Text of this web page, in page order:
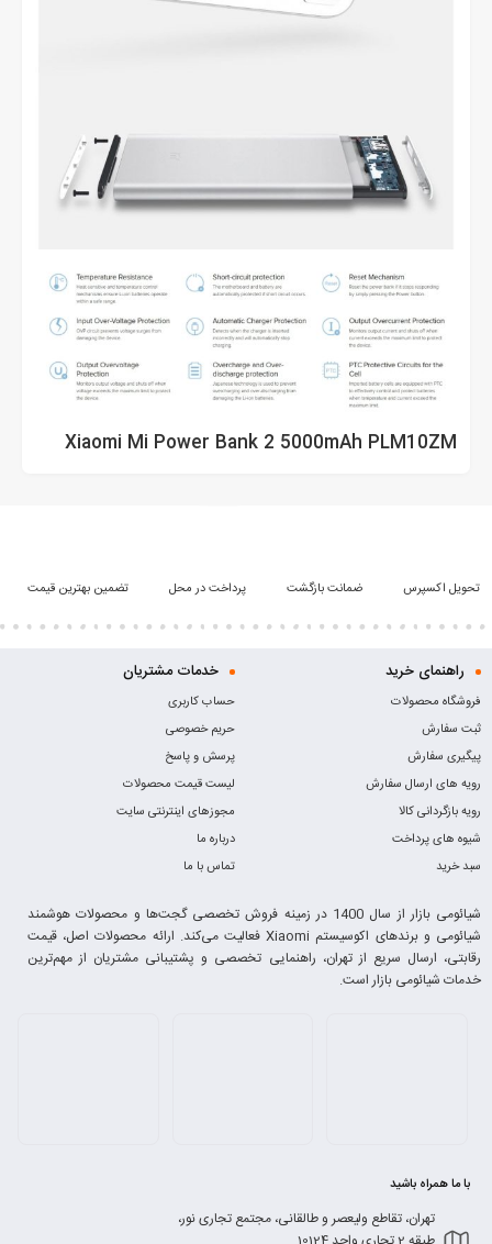
Xiaomi Mi Power Bank 2 5000mAh PLM10ZM
تحویل اکسپرس ضمانت بازگشت پرداخت در محل تضمین بهترین قیمت
راهنمای خرید
فروشگاه محصولات
ثبت سفارش
پیگیری سفارش
رویه های ارسال سفارش
رویه بازگردانی کالا
شیوه های پرداخت
سبد خرید
خدمات مشتریان
حساب کاربری
حریم خصوصی
پرسش و پاسخ
لیست قیمت محصولات
مجوزهای اینترنتی سایت
درباره ما
تماس با ما
شیائومی بازار از سال 1400 در زمینه فروش تخصصی گجت‌ها و محصولات هوشمند
شیائومی و برندهای اکوسیستم Xiaomi فعالیت می‌کند. ارائه محصولات اصل، قیمت
رقابتی، ارسال سریع از تهران، راهنمایی تخصصی و پشتیبانی مشتریان از مهم‌ترین
خدمات شیائومی بازار است.
با ما همراه باشید
تهران، تقاطع ولیعصر و طالقانی، مجتمع تجاری نور،